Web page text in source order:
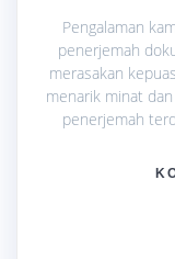
Pengalaman
penerjemah
merasakan
menarik minat
penerjemah